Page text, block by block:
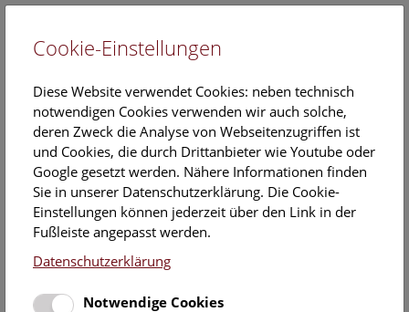
EN
NHM Narrenturm: Führung
durch die Studiensammlung
Donnerstag, 30. Oktober 2025, 11:00 Uhr – 12:00 Uhr |
Cookie-Einstellungen
Diese Website verwendet Cookies: neben technisch
notwendigen Cookies verwenden wir auch solche,
deren Zweck die Analyse von Webseitenzugriffen ist
und Cookies, die durch Drittanbieter wie Youtube oder
Google gesetzt werden. Nähere Informationen finden
Sie in unserer Datenschutzerklärung. Die Cookie-
Einstellungen können jederzeit über den Link in der
Fußleiste angepasst werden.
Datenschutzerklärung
Notwendige Cookies